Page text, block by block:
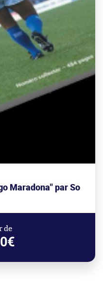
Maradona" par So
de